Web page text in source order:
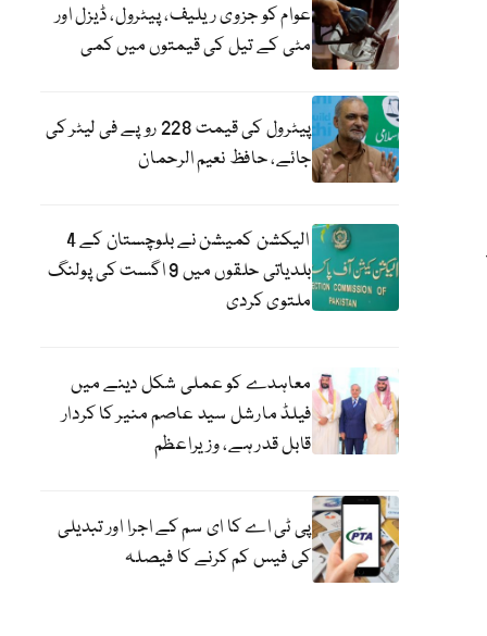
عوام کو جزوی ریلیف، پیٹرول، ڈیزل اور
مٹی کے تیل کی قیمتوں میں کمی
پیٹرول کی قیمت 228 روپے فی لیٹر کی
جائے، حافظ نعیم الرحمان
الیکشن کمیشن نے بلوچستان کے 4
بلدیاتی حلقوں میں 9 اگست کی پولنگ
ملتوی کردی
معاہدے کو عملی شکل دینے میں
فیلڈ مارشل سید عاصم منیر کا کردار
قابل قدر ہے، وزیراعظم
پی ٹی اے کا ای سم کے اجرا اور تبدیلی
کی فیس کم کرنے کا فیصلہ